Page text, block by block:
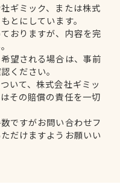
ギミック、または株式
とにしています。
おりますが、内容を完
望される場合は、事前
ください。
いて、株式会社ギミッ
その賠償の責任を一切
ですがお問い合わせフ
だけますようお願いい